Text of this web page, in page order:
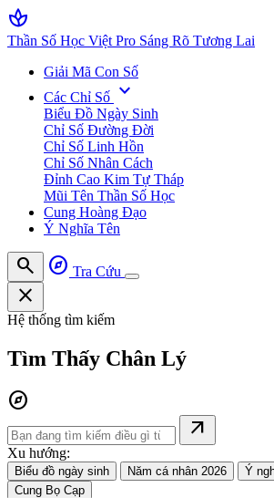
spa
Thần Số Học Việt Pro Sáng Rõ Tương Lai
Giải Mã Con Số
Các Chỉ Số expand_more
Biểu Đồ Ngày Sinh
Chỉ Số Đường Đời
Chỉ Số Linh Hồn
Chỉ Số Nhân Cách
Đỉnh Cao Kim Tự Tháp
Mũi Tên Thần Số Học
Cung Hoàng Đạo
Ý Nghĩa Tên
search explore Tra Cứu
close
Hệ thống tìm kiếm
Tìm Thấy Chân Lý
explore
arrow_outward
Xu hướng:
Biểu đồ ngày sinh Năm cá nhân 2026
Ý
Cung Bọ Cạp